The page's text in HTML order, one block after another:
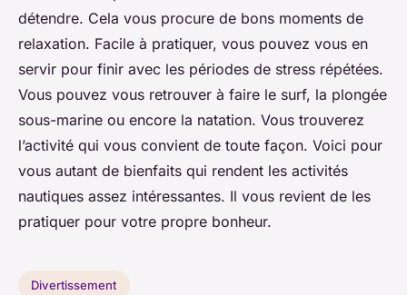
détendre. Cela vous procure de bons moments de
relaxation. Facile à pratiquer, vous pouvez vous en
servir pour finir avec les périodes de stress répétées.
Vous pouvez vous retrouver à faire le surf, la plongée
sous-marine ou encore la natation. Vous trouverez
l’activité qui vous convient de toute façon. Voici pour
vous autant de bienfaits qui rendent les activités
nautiques assez intéressantes. Il vous revient de les
pratiquer pour votre propre bonheur.
Divertissement